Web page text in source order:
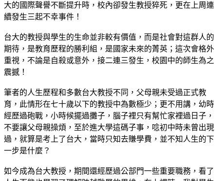
大的國際聲譽不斷提升時，校內卻發生教授猝死，更在上周連
續發生三起不幸事件！
台大的教授與學生的生命並非較有價值，而是社會對這群人的
期待，是教育歷程的勝利組，是國家未來的菁英；這次會格外
重視，不論是自殺或意外，接二連三發生，校園中的師生為之
震撼！
筆者的人生歷程和多數台大教授不同，父母親未受過正式教
育，此情形在七十歲以下的教授中為數極少；更不用講，幼時
經歷過砲戰，小時候擺過攤子，腦子裡只有幫忙家裡過日子，
不要讓父母親操煩，至於進大學這碼子事，唸初中時未曾出現
過，就算是考上了台大，當時只知去賺學費，並不知人生的下
一步是什麼？
如今成為台大教授，期間還經歷過公部門一些重要職務，看了